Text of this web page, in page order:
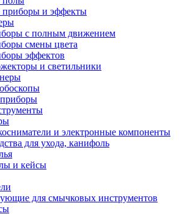
приборы и эффекты
с полным движением
смены цвета
эффектов
и светильники
и электронные компоненты
для ухода, канифоль
и кейсы
для смычковых инструментов